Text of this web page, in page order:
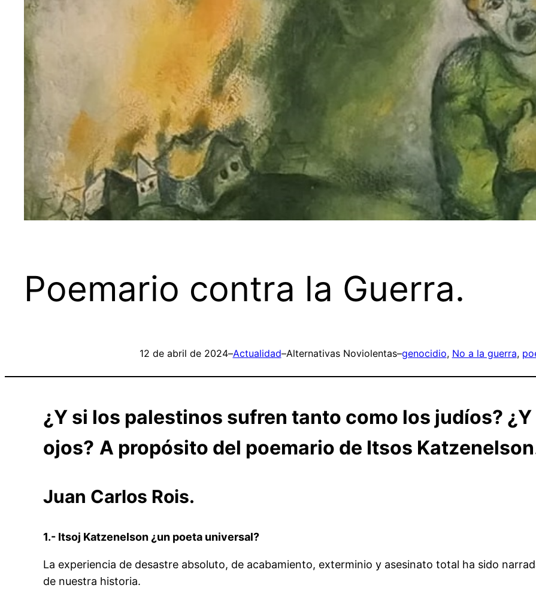
Poemario contra la Guerra.
12 de abril de 2024–Actualidad–Alternativas Noviolentas–genocidio, No a la guerra,
¿Y si los palestinos sufren tanto como los judíos?
ojos? A propósito del poemario de Itsos Katzenelson
Juan Carlos Rois.
1.- Itsoj Katzenelson ¿un poeta universal?
La experiencia de desastre absoluto, de acabamiento, exterminio y asesinato total ha sido
de nuestra historia.